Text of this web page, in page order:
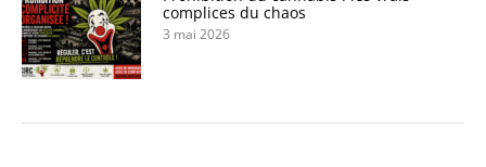
complices du chaos
3 mai 2026